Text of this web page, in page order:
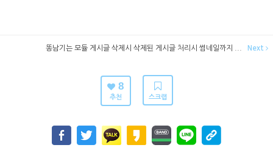
똥남기는 모듈 게시글 삭제시 삭제된 게시글 처리시 썸네일까지 ... Next
8
추천 스크랩